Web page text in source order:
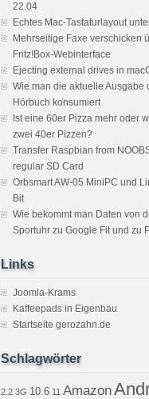
22.04
Echtes Mac-Tastaturlayout
Mehrseitige Faxe verschicken
Fritz!Box-Webinterface
Ejecting external drives in
Wie man die aktuelle Ausgabe
Hörbuch konsumiert
Ist eine 60er Pizza mehr oder
zwei 40er Pizzen?
Transfer Raspbian from
regular SD Card
Orbsmart AW-05 MiniPC und
Bit
Wie bekommt man Daten von
Sportuhr zu Google Fit und zu
Links
Joomla-Krams
Kaffeepads in Eigenbau
Startseite gerozahn.de
Schlagwörter
2.2 3G 10.6 11 Amazon